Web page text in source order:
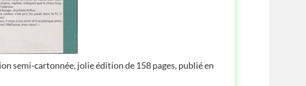
semi-cartonnée, jolie édition de 158 pages, publié en